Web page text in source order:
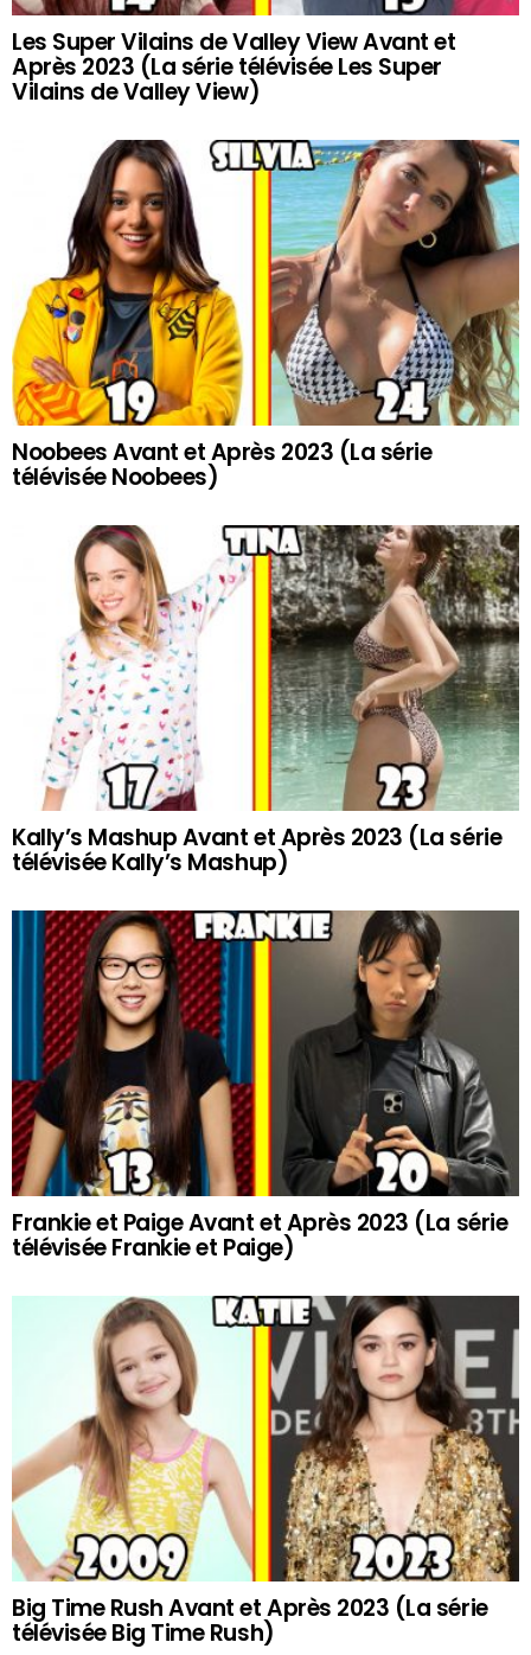
Les Super Vilains de Valley View Avant et
Après 2023 (La série télévisée Les Super
Vilains de Valley View)
Noobees Avant et Après 2023 (La série
télévisée Noobees)
Kally’s Mashup Avant et Après 2023 (La série
télévisée Kally’s Mashup)
Frankie et Paige Avant et Après 2023 (La série
télévisée Frankie et Paige)
Big Time Rush Avant et Après 2023 (La série
télévisée Big Time Rush)